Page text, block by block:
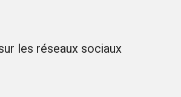
les réseaux sociaux